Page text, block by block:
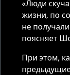
«Люди
жизни, по
не
поясняет
При этом,